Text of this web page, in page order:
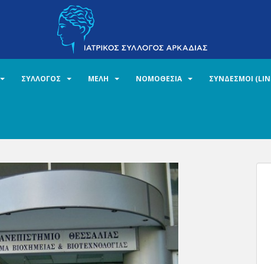
ΣΥΛΛΟΓΟΣ ΜΕΛΗ ΝΟΜΟΘΕΣΙΑ ΣΥΝΔΕΣΜΟΙ